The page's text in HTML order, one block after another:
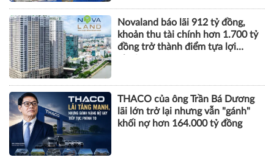
Novaland báo lãi 912 tỷ đồng,
khoản thu tài chính hơn 1.700 tỷ
đồng trở thành điểm tựa lợi
THACO của ông Trần Bá Dương
lãi lớn trở lại nhưng vẫn "gánh"
khối nợ hơn 164.000 tỷ đồng